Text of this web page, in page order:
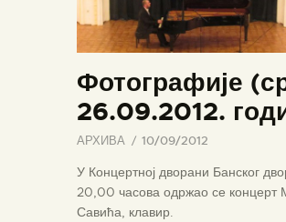
ФОТОГРАФИЈЕ
ВИДЕО
КОНТАКТ
Фотографије
26.09.2012.
АРХИВА 10/09/2012
У Концертној дворани Банског
20,00 часова одржао се концерт
Савића, клавир.